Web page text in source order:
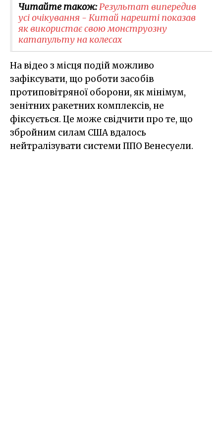
Читайте також:Результат випередив
усі очікування - Китай нарешті показав
як використає свою монструозну
катапульту на колесах
На відео з місця подій можливо
зафіксувати, що роботи засобів
протиповітряної оборони, як мінімум,
зенітних ракетних комплексів, не
фіксується. Це може свідчити про те, що
збройним силам США вдалось
нейтралізувати системи ППО Венесуели.